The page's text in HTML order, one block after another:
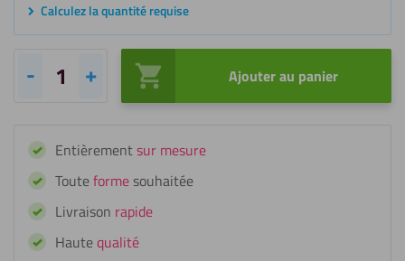
Calculez la quantité requise
quantité
HPL
RAL
rouge
signalisation
Ajouter au panier
Entièrementsur mesure
Touteforme souhaitée
Livraison rapide
Hautequalité